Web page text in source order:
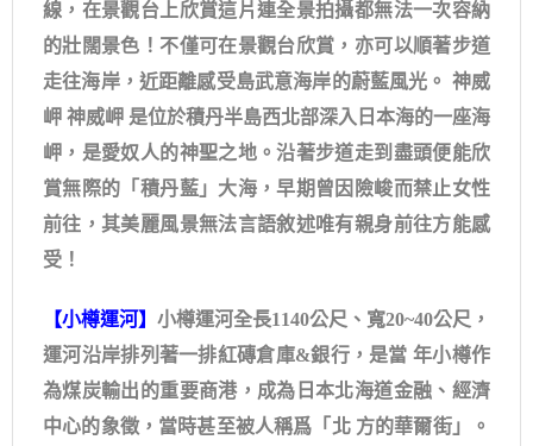
線，在景觀台上欣賞這片連全景拍攝都無法一次容納
的壯闊景色！不僅可在景觀台欣賞，亦可以順著步道
走往海岸，近距離感受島武意海岸的蔚藍風光。 神威
岬 神威岬 是位於積丹半島西北部深入日本海的一座海
岬，是愛奴人的神聖之地。沿著步道走到盡頭便能欣
賞無際的「積丹藍」大海，早期曾因險峻而禁止女性
前往，其美麗風景無法言語敘述唯有親身前往方能感
受！
【小樽運河】 小樽運河全長1140公尺、寬20~40公尺，
運河沿岸排列著一排紅磚倉庫&銀行，是當 年小樽作
為煤炭輸出的重要商港，成為日本北海道金融、經濟
中心的象徵，當時甚至被人稱爲「北 方的華爾街」。